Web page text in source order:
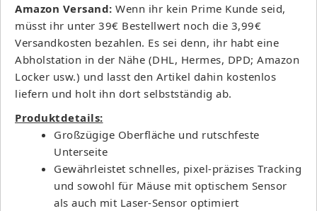
Amazon Versand: Wenn ihr kein Prime Kunde seid,
müsst ihr unter 39€ Bestellwert noch die 3,99€
Versandkosten bezahlen. Es sei denn, ihr habt eine
Abholstation in der Nähe (DHL, Hermes, DPD; Amazon
Locker usw.) und lasst den Artikel dahin kostenlos
liefern und holt ihn dort selbstständig ab.
Produktdetails:
Großzügige Oberfläche und rutschfeste
Unterseite
Gewährleistet schnelles, pixel-präzises Tracking
und sowohl für Mäuse mit optischem Sensor
als auch mit Laser-Sensor optimiert